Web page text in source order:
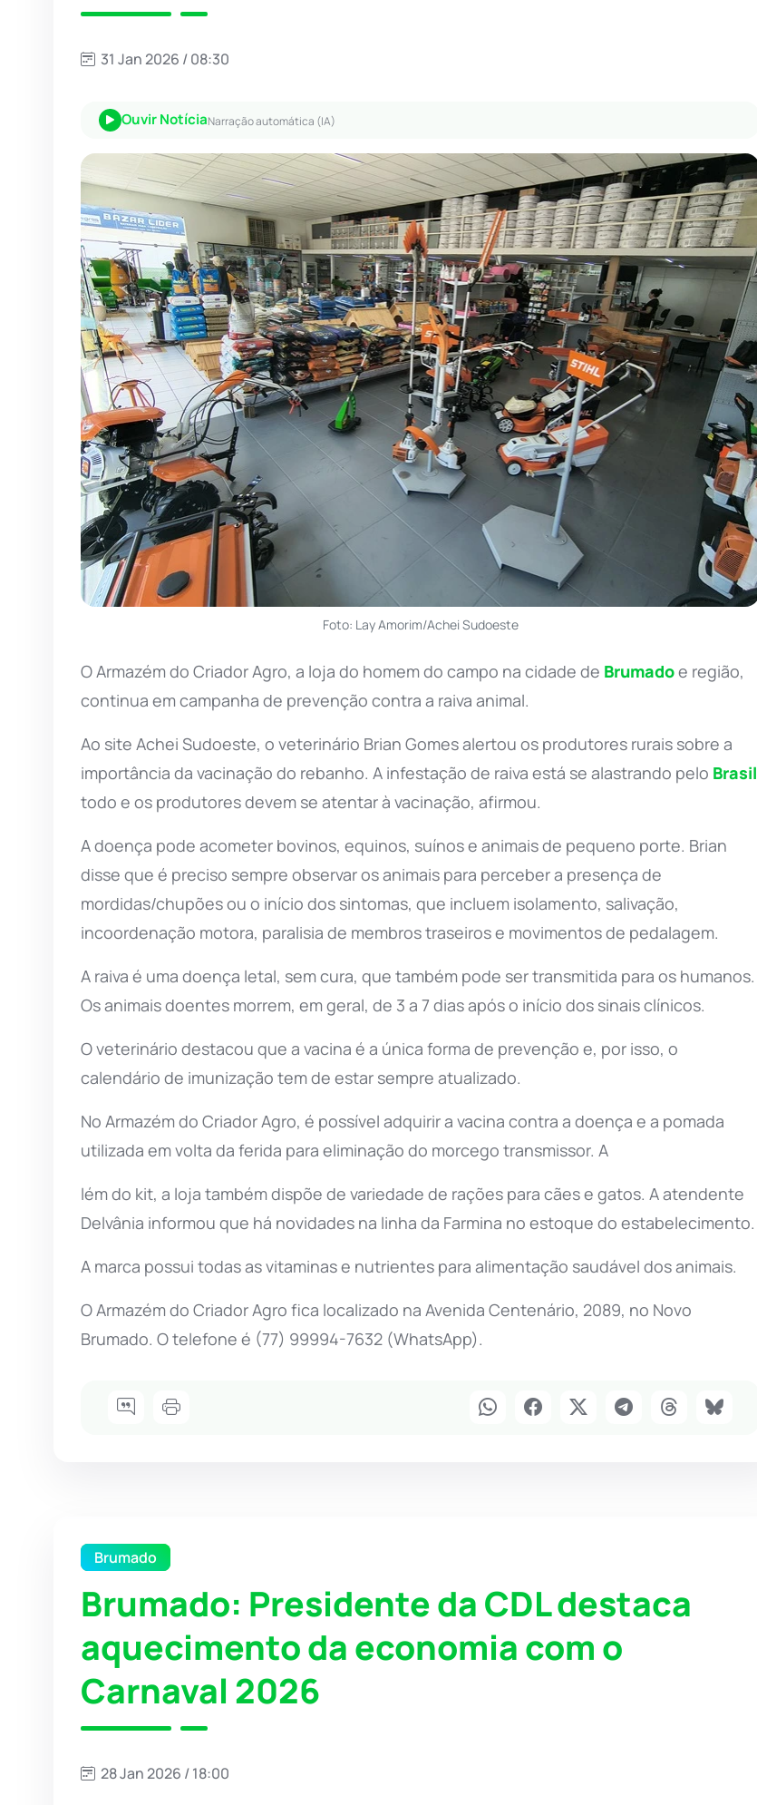
31 Jan 2026 / 08:30
Ouvir NotíciaNarração automática (IA)
Foto: Lay Amorim/Achei Sudoeste
O Armazém do Criador Agro, a loja do homem do campo na cidade de Brumadoe região,
continua em campanha de prevenção contra a raiva animal.
Ao site Achei Sudoeste, o veterinário Brian Gomes alertou os produtores rurais sobre a
importância da vacinação do rebanho. A infestação de raiva está se alastrando pelo Brasil
todo e os produtores devem se atentar à vacinação, afirmou.
A doença pode acometer bovinos, equinos, suínos e animais de pequeno porte. Brian
disse que é preciso sempre observar os animais para perceber a presença de
mordidas/chupões ou o início dos sintomas, que incluem isolamento, salivação,
incoordenação motora, paralisia de membros traseiros e movimentos de pedalagem.
A raiva é uma doença letal, sem cura, que também pode ser transmitida para os humanos.
Os animais doentes morrem, em geral, de 3 a 7 dias após o início dos sinais clínicos.
O veterinário destacou que a vacina é a única forma de prevenção e, por isso, o
calendário de imunização tem de estar sempre atualizado.
No Armazém do Criador Agro, é possível adquirir a vacina contra a doença e a pomada
utilizada em volta da ferida para eliminação do morcego transmissor. A
lém do kit, a loja também dispõe de variedade de rações para cães e gatos. A atendente
Delvânia informou que há novidades na linha da Farmina no estoque do estabelecimento.
A marca possui todas as vitaminas e nutrientes para alimentação saudável dos animais.
O Armazém do Criador Agro fica localizado na Avenida Centenário, 2089, no Novo
Brumado. O telefone é (77) 99994-7632 (WhatsApp).
Brumado
Brumado: Presidente da CDL destaca
aquecimento da economia com o
Carnaval 2026
28 Jan 2026 / 18:00